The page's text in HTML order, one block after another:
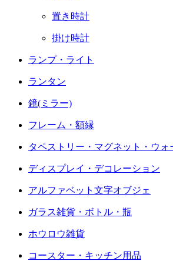
置き時計
掛け時計
ランプ・ライト
ランタン
鏡(ミラー)
フレーム・額縁
タペストリー・マグネット・ウォ
ディスプレイ・デコレーション
アルファベット文字オブジェ
ガラス雑貨・ボトル・瓶
ホウロウ雑貨
コースター・キッチン用品